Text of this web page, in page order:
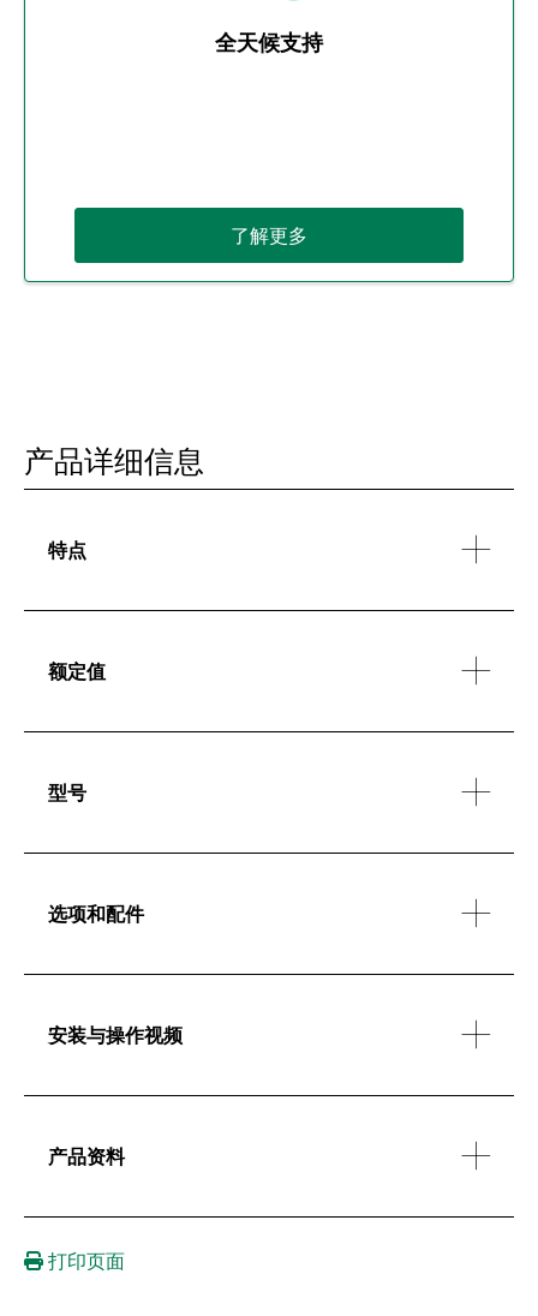
全天候支持
了解更多
产品详细信息
特点
额定值
型号
选项和配件
安装与操作视频
产品资料
打印页面